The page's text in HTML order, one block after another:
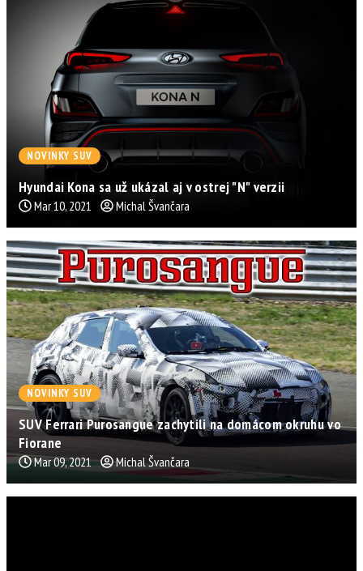
NOVINKY SUV
Hyundai Kona sa už ukázal aj v ostrej "N" verzii
Mar 10, 2021 Michal Švančara
NOVINKY SUV
SUV Ferrari Purosangue zachytili na domácom okruhu vo
Fiorane
Mar 09, 2021 Michal Švančara